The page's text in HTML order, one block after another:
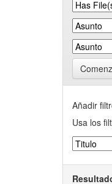
Añadir
Usa los